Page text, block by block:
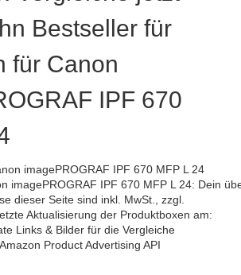
Bestseller für
für Canon
IPF 670
imagePROGRAF IPF 670 MFP L 24: Dein
dieser Seite sind inkl. MwSt., zzgl.
Aktualisierung der Produktboxen am:
Links & Bilder für die Vergleiche
Product Advertising API